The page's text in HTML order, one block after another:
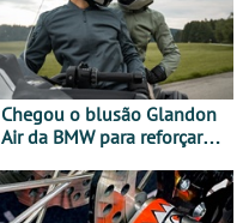
Chegou o blusão Glandon
Air da BMW para reforçar
verão